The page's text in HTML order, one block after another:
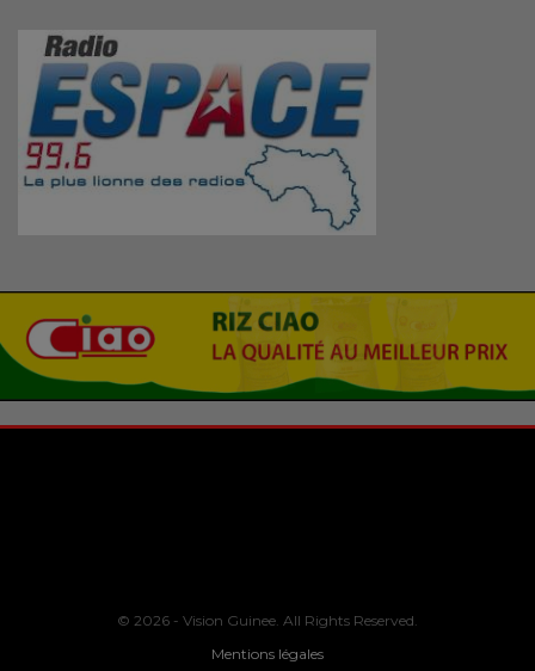
© 2026 - Vision Guinee. All Rights Reserved.
Mentions légales